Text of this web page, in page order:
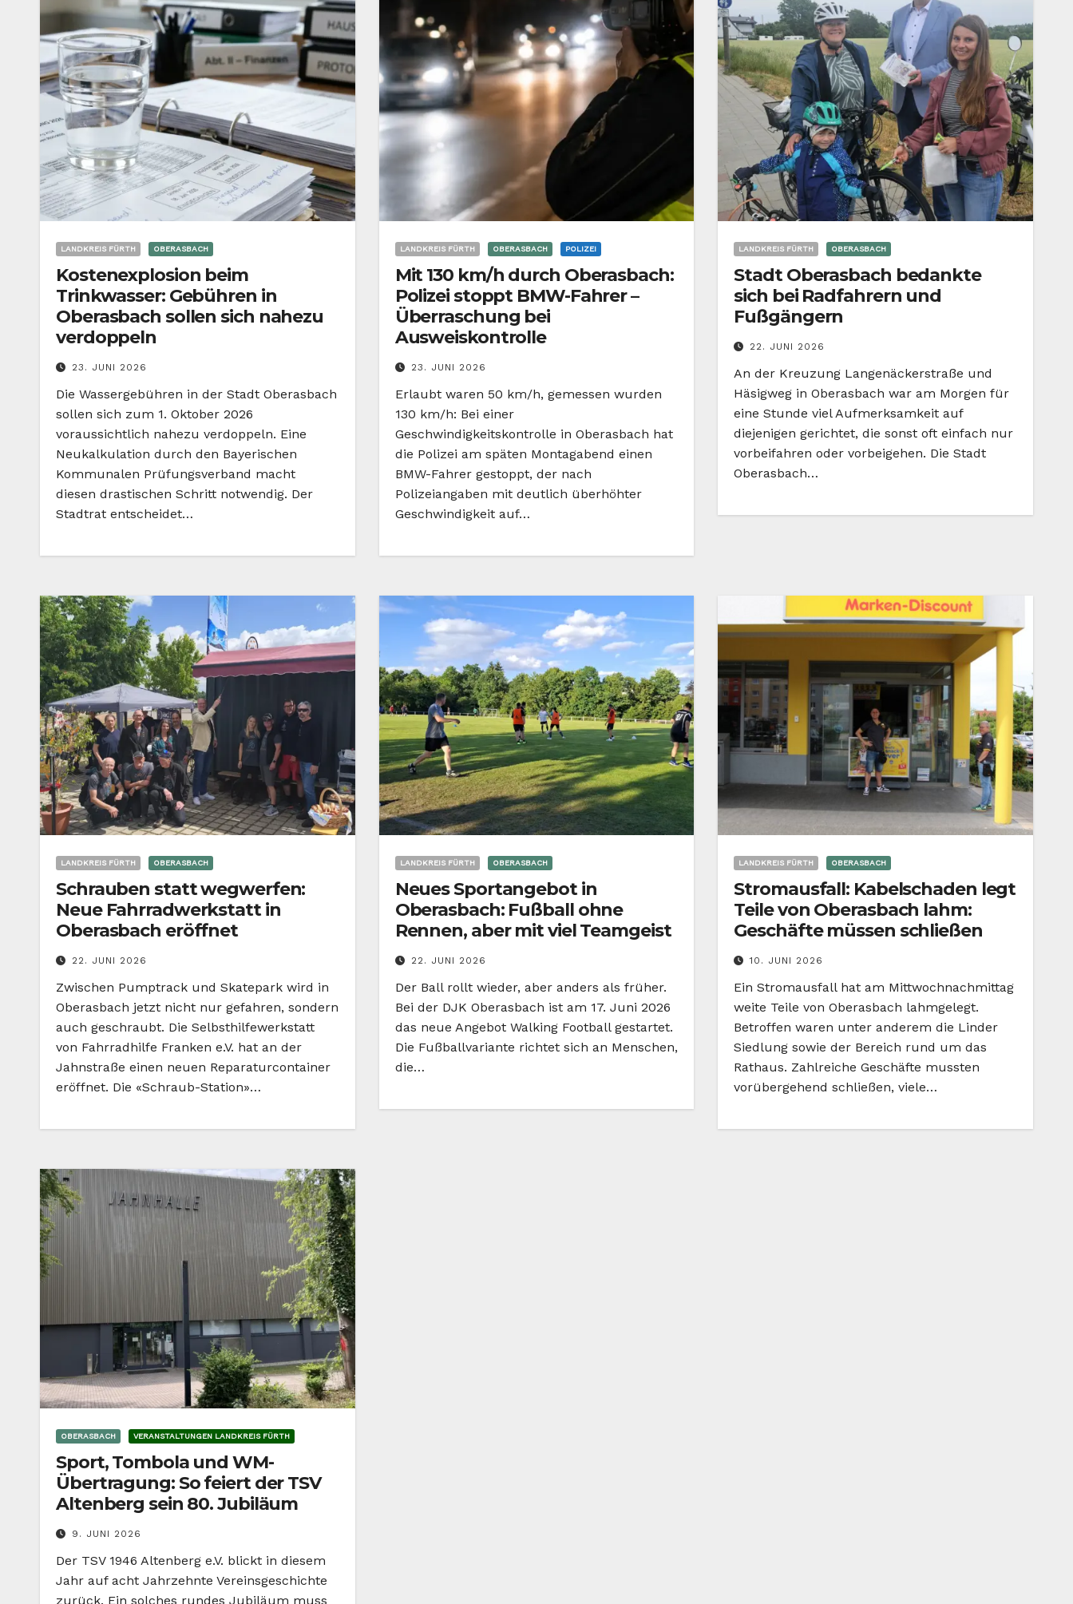
LANDKREIS FÜRTH OBERASBACH
Kostenexplosion beim
Trinkwasser: Gebühren in
Oberasbach sollen sich nahezu
verdoppeln
23. JUNI 2026
Die Wassergebühren in der Stadt Oberasbach
sollen sich zum 1. Oktober 2026
voraussichtlich nahezu verdoppeln. Eine
Neukalkulation durch den Bayerischen
Kommunalen Prüfungsverband macht
diesen drastischen Schritt notwendig. Der
Stadtrat entscheidet…
LANDKREIS FÜRTH OBERASBACH POLIZEI
Mit 130 km/h durch Oberasbach:
Polizei stoppt BMW-Fahrer –
Überraschung bei
Ausweiskontrolle
23. JUNI 2026
Erlaubt waren 50 km/h, gemessen wurden
130 km/h: Bei einer
Geschwindigkeitskontrolle in Oberasbach hat
die Polizei am späten Montagabend einen
BMW-Fahrer gestoppt, der nach
Polizeiangaben mit deutlich überhöhter
Geschwindigkeit auf…
LANDKREIS FÜRTH OBERASBACH
Stadt Oberasbach bedankte
sich bei Radfahrern und
Fußgängern
22. JUNI 2026
An der Kreuzung Langenäckerstraße und
Häsigweg in Oberasbach war am Morgen für
eine Stunde viel Aufmerksamkeit auf
diejenigen gerichtet, die sonst oft einfach nur
vorbeifahren oder vorbeigehen. Die Stadt
Oberasbach…
LANDKREIS FÜRTH OBERASBACH
Schrauben statt wegwerfen:
Neue Fahrradwerkstatt in
Oberasbach eröffnet
22. JUNI 2026
Zwischen Pumptrack und Skatepark wird in
Oberasbach jetzt nicht nur gefahren, sondern
auch geschraubt. Die Selbsthilfewerkstatt
von Fahrradhilfe Franken e.V. hat an der
Jahnstraße einen neuen Reparaturcontainer
eröffnet. Die «Schraub-Station»…
LANDKREIS FÜRTH OBERASBACH
Neues Sportangebot in
Oberasbach: Fußball ohne
Rennen, aber mit viel Teamgeist
22. JUNI 2026
Der Ball rollt wieder, aber anders als früher.
Bei der DJK Oberasbach ist am 17. Juni 2026
das neue Angebot Walking Football gestartet.
Die Fußballvariante richtet sich an Menschen,
die…
LANDKREIS FÜRTH OBERASBACH
Stromausfall: Kabelschaden legt
Teile von Oberasbach lahm:
Geschäfte müssen schließen
10. JUNI 2026
Ein Stromausfall hat am Mittwochnachmittag
weite Teile von Oberasbach lahmgelegt.
Betroffen waren unter anderem die Linder
Siedlung sowie der Bereich rund um das
Rathaus. Zahlreiche Geschäfte mussten
vorübergehend schließen, viele…
OBERASBACH VERANSTALTUNGEN LANDKREIS FÜRTH
Sport, Tombola und WM-
Übertragung: So feiert der TSV
Altenberg sein 80. Jubiläum
9. JUNI 2026
Der TSV 1946 Altenberg e.V. blickt in diesem
Jahr auf acht Jahrzehnte Vereinsgeschichte
zurück. Ein solches rundes Jubiläum muss